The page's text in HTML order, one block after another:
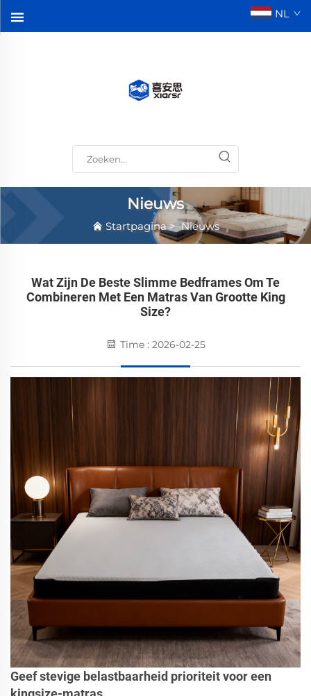
NL
Nieuws
Startpagina>Nieuws
Wat Zijn De Beste Slimme Bedframes Om Te
Combineren Met Een Matras Van Grootte King
Size?
Time : 2026-02-25
Geef stevige belastbaarheid prioriteit voor een